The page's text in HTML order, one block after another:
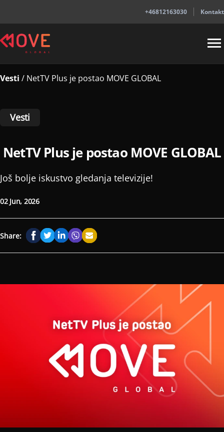
+46812163030 Kontakt
Vesti / NetTV Plus je postao MOVE GLOBAL
Vesti
NetTV Plus je postao MOVE GLOBAL
Još bolje iskustvo gledanja televizije!
02 Jun, 2026
Share: